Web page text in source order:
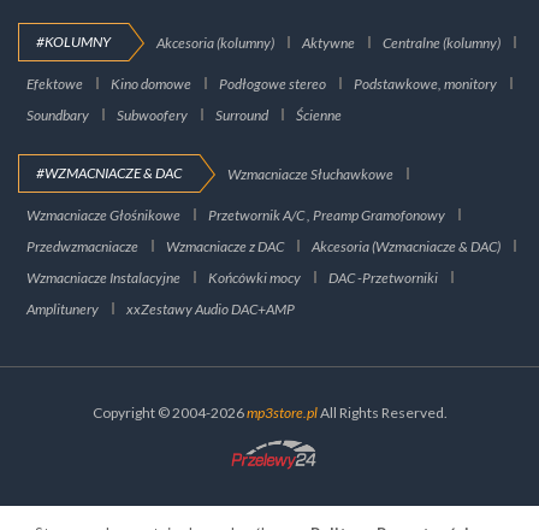
#KOLUMNY Akcesoria (kolumny) Aktywne Centralne (kolumny)
Efektowe Kino domowe Podłogowe stereo
Podstawkowe, monitory
Soundbary
Subwoofery Surround Ścienne
#WZMACNIACZE & DAC Wzmacniacze Słuchawkowe
Wzmacniacze Głośnikowe
Przetwornik A/C , Preamp Gramofonowy
Przedwzmacniacze
Wzmacniacze z DAC
Akcesoria (Wzmacniacze & DAC)
Wzmacniacze Instalacyjne
Końcówki mocy
DAC -Przetworniki
Amplitunery
xxZestawy Audio DAC+AMP
Copyright © 2004-2026mp3store.plAll Rights Reserved.